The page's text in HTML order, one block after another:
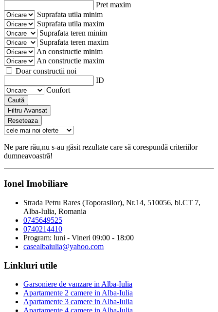
Pret maxim
Suprafata utila minim
Suprafata utila maxim
Suprafata teren minim
Suprafata teren maxim
An constructie minim
An constructie maxim
Doar constructii noi
ID
Confort
Caută
Filtru Avansat
Reseteaza
Ne pare rău,nu s-au găsit rezultate care să corespundă criteriilor
dumneavoastră!
Ionel Imobiliare
Strada Petru Rares (Toporasilor), Nr.14, 510056, bl.CT 7,
Alba-Iulia, Romania
0745649525
0740214410
Program: luni - Vineri 09:00 - 18:00
casealbaiulia@yahoo.com
Linkluri utile
Garsoniere de vanzare in Alba-Iulia
Apartamente 2 camere in Alba-Iulia
Apartamente 3 camere in Alba-Iulia